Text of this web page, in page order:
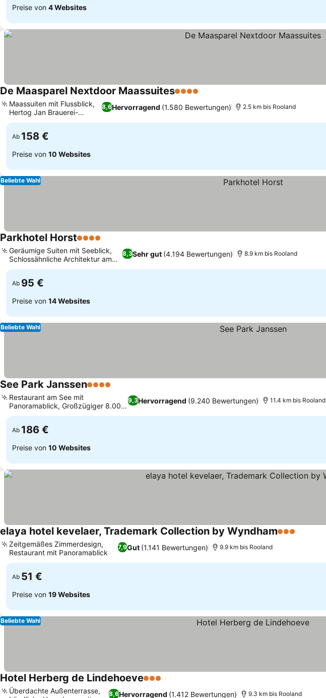
Preise von 4 Websites
De Maasparel Nextdoor Maassuites4 Sterne
8,6Hervorragend (1.580 Bewertungen)
Maassuiten mit Flussblick,
Hertog Jan Brauerei-
Erlebnis
2.5 km bis Rooland
Ab 158 €
Preise von 10 Websites
Beliebte Wahl
Parkhotel Horst4 Sterne
8,3Sehr gut (4.194 Bewertungen)
Geräumige Suiten mit Seeblick,
Schlossähnliche Architektur am
See
8.9 km bis Rooland
Ab 95 €
Preise von 14 Websites
Beliebte Wahl
See Park Janssen4 Sterne
9,3Hervorragend (9.240 Bewertungen)
Restaurant am See mit
Panoramablick, Großzügiger 8.000
m² Wellnessbereich
11.4 km bis Rooland
Ab 186 €
Preise von 10 Websites
elaya hotel kevelaer, Trademark Collection by Wyndham3 Sterne
7,9Gut (1.141 Bewertungen)
Zeitgemäßes Zimmerdesign,
Restaurant mit Panoramablick
9.9 km bis Rooland
Ab 51 €
Preise von 19 Websites
Beliebte Wahl
Hotel Herberg de Lindehoeve3 Sterne
8,6Hervorragend (1.412 Bewertungen)
Überdachte Außenterrasse,
9.3 km bis Rooland